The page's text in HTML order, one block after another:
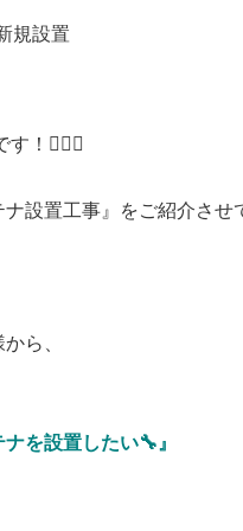
規設置
す！👷🏻‍♂️
設置工事』をご紹介させ
ら、
を設置したい🔧』